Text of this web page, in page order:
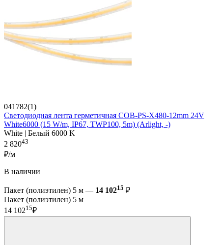
041782(1)
Светодиодная лента герметичная COB-PS-X480-12mm 24V
White6000 (15 W/m, IP67, TWP100, 5m) (Arlight, -)
White | Белый 6000 K
2 82043
₽/м
В наличии
Пакет (полиэтилен) 5 м — 14 10215 ₽
Пакет (полиэтилен) 5 м
14 10215₽